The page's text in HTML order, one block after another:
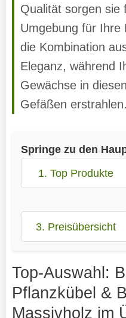
Qualität sorgen sie
Umgebung für Ihre
die Kombination
Eleganz, während
Gewächse in
Gefäßen erstrahlen.
Springe zu den
1. Top Produkte
3. Preisübersicht
Top-Auswahl:
Pflanzkübel &
Massivholz im